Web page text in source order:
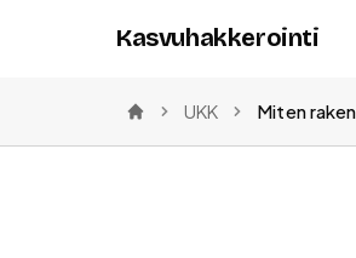
Kasvuhakkerointi
Etusivu
UKK Miten